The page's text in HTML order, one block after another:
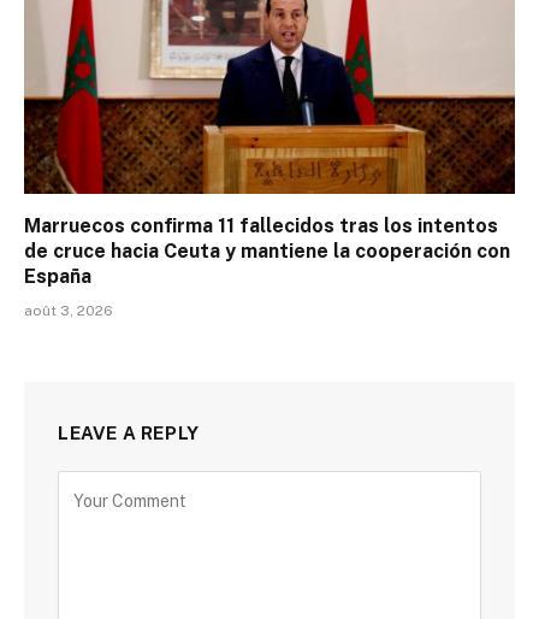
Marruecos confirma 11 fallecidos tras los intentos
de cruce hacia Ceuta y mantiene la cooperación con
España
août 3, 2026
LEAVE A REPLY